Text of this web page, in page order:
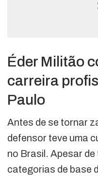
Éder Militão
carreira
Paulo
Antes de se tornar
defensor teve uma
no Brasil. Apesar
categorias de base